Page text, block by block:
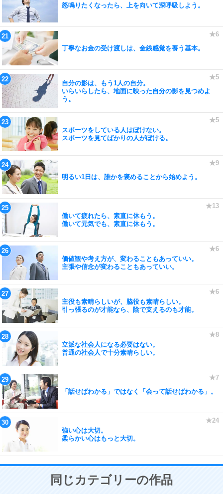
怒鳴りたくなったら、上を向いて深呼吸しよう。
丁寧なお金の受け渡しは、金銭感覚を養う基本。
自分の影は、もう1人の自分。
いらいらしたら、地面に映った自分の影を見つめよ
う。
スポーツをしている人はぼけない。
スポーツを見てばかりの人がぼける。
明るい1日は、誰かを褒めることから始めよう。
働いて疲れたら、素直に休もう。
働いて元気でも、素直に休もう。
価値観や考え方が、変わることもあっていい。
主張や信念が変わることもあっていい。
主役も素晴らしいが、脇役も素晴らしい。
引っ張るのが才能なら、陰で支えるのも才能。
立派な社会人になる必要はない。
普通の社会人で十分素晴らしい。
「話せばわかる」ではなく「会って話せばわかる」。
強い心は大切。
柔らかい心はもっと大切。
同じカテゴリーの作品